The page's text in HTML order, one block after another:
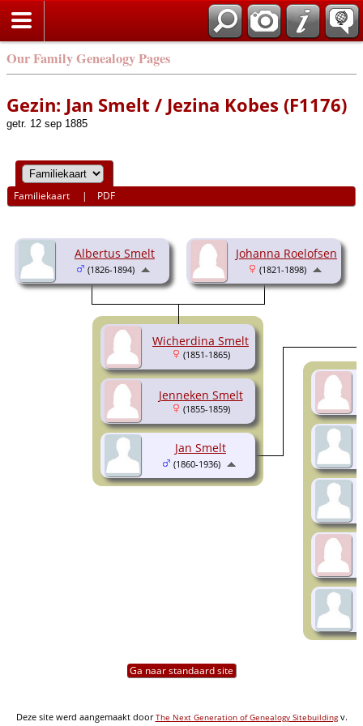
Our Family Genealogy Pages
Gezin: Jan Smelt / Jezina Kobes (F1176)
getr. 12 sep 1885
Familiekaart | PDF
Albertus Smelt
(1826-1894)
Johanna Roelofsen
(1821-1898)
Wicherdina Smelt
(1851-1865)
Jenneken Smelt
(1855-1859)
Jan Smelt
(1860-1936)
Ga naar standaard site
Deze site werd aangemaakt doorThe Next Generation of Genealogy Sitebuildingv.